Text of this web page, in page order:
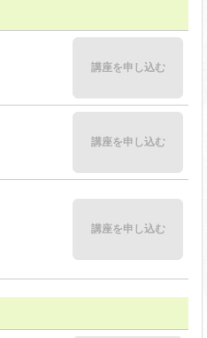
講座を申し込む
講座を申し込む
講座を申し込む